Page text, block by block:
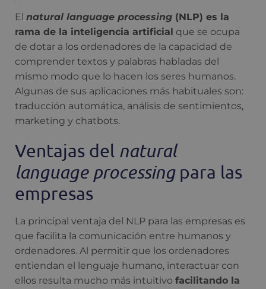
El natural language processing (NLP) es la
rama de la inteligencia artificial que se ocupa
de dotar a los ordenadores de la capacidad de
comprender textos y palabras habladas del
mismo modo que lo hacen los seres humanos.
Algunas de sus aplicaciones más habituales son:
traducción automática, análisis de sentimientos,
marketing y chatbots.
Ventajas del natural
language processingpara las
empresas
La principal ventaja del NLP para las empresas es
que facilita la comunicación entre humanos y
ordenadores. Al permitir que los ordenadores
entiendan el lenguaje humano, interactuar con
ellos resulta mucho más intuitivo facilitando la